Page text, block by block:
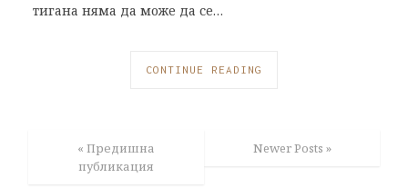
тигана няма да може да се…
CONTINUE READING
Newer Posts »
« Предишна
публикация